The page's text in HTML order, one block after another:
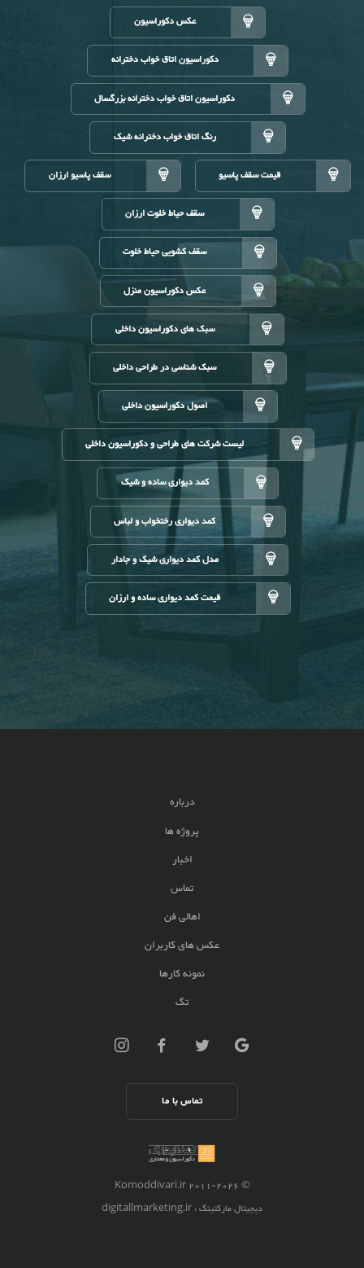
عکس دکوراسیون
دکوراسیون اتاق خواب دخترانه
دکوراسیون اتاق خواب دخترانه بزرگسال
رنگ اتاق خواب دخترانه شیک
قیمت سقف پاسیو سقف پاسیو ارزان
سقف حیاط خلوت ارزان
سقف کشویی حیاط خلوت
عکس دکوراسیون منزل
سبک های دکوراسیون داخلی
سبک شناسی در طراحی داخلی
اصول دکوراسیون داخلی
لیست شرکت های طراحی و دکوراسیون داخلی
کمد دیواری ساده و شیک
کمد دیواری رختخواب و لباس
مدل کمد دیواری شیک و جادار
قیمت کمد دیواری ساده و ارزان
درباره
پروژه ها
اخبار
تماس
اهالی فن
عکس های کاربران
نمونه کارها
تگ
تماس با ما
© 2011-
2026 Komoddivari.ir
دیجیتال مارکتینگ: digitallmarketing.ir